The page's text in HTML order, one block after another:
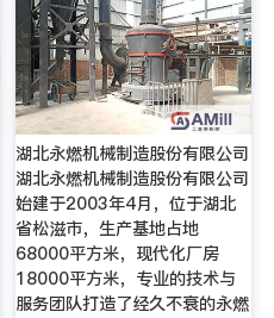
湖北永燃机械制造股份有限公司
湖北永燃机械制造股份有限公司
始建于2003年4月，位于湖北
省松滋市，生产基地占地
68000平方米，现代化厂房
18000平方米，专业的技术与
服务团队打造了经久不衰的永燃